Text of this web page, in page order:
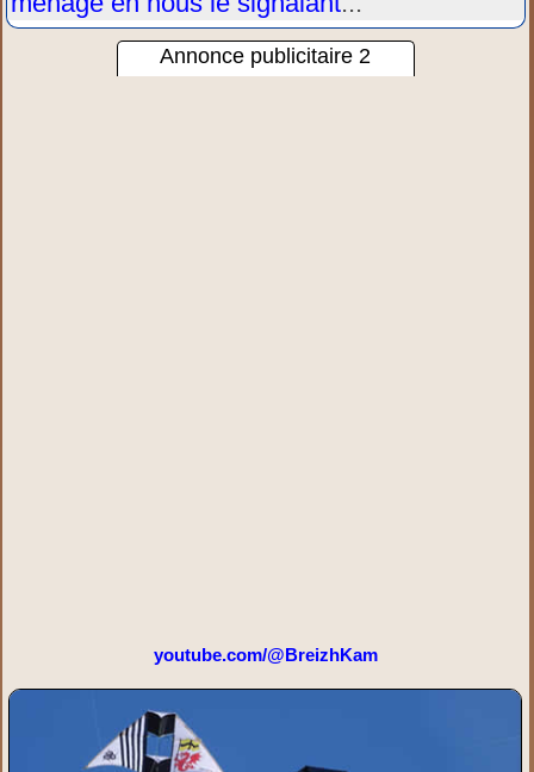
Annonce publicitaire 2
youtube.com/@BreizhKam